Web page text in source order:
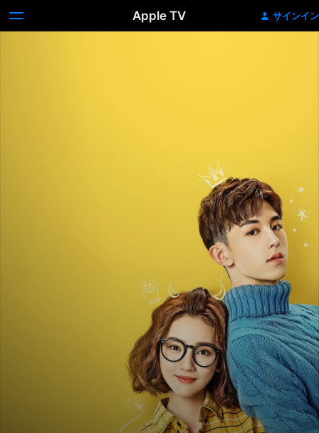
Apple TV サインイン